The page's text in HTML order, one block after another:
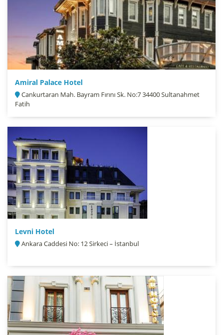
Amiral Palace Hotel
Cankurtaran Mah. Bayram Fırını Sk. No:7 34400 Sultanahmet
Fatih
Levni Hotel
Ankara Caddesi No: 12 Sirkeci – İstanbul